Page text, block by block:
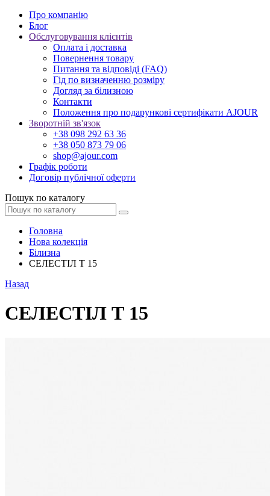
Про компанію
Блог
Обслуговування клієнтів
Оплата і доставка
Повернення товару
Питання та відповіді (FAQ)
Гід по визначенню розміру
Догляд за білизною
Контакти
Положення про подарункові сертифікати AJOUR
Зворотній зв'язок
+38 098 292 63 36
+38 050 873 79 06
shop@ajour.com
Графік роботи
Договір публічної оферти
Пошук по каталогу
Головна
Нова колекція
Білизна
СЕЛЕСТІЛ Т 15
Назад
СЕЛЕСТІЛ Т 15